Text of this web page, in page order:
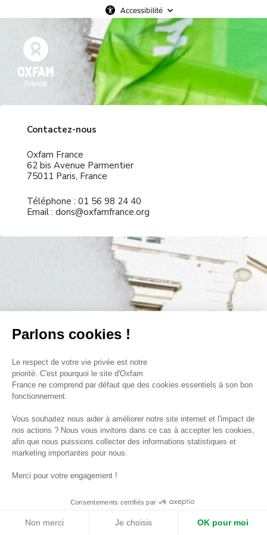
Accessibilité
Contactez-nous
Oxfam France
62 bis Avenue Parmentier
75011 Paris, France
Téléphone : 01 56 98 24 40
Email : dons@oxfamfrance.org
Parlons cookies !
Le respect de votre vie privée est notre
priorité. C'est pourquoi le site d'Oxfam
France ne comprend par défaut que des cookies essentiels à son bon
fonctionnement.
Vous souhaitez nous aider à améliorer notre site internet et l'impact de
nos actions ? Nous vous invitons dans ce cas à accepter les cookies,
afin que nous puissions collecter des informations statistiques et
marketing importantes pour nous.
Merci pour votre engagement !
Consentements certifiés par
Non merci Je choisis OK pour moi